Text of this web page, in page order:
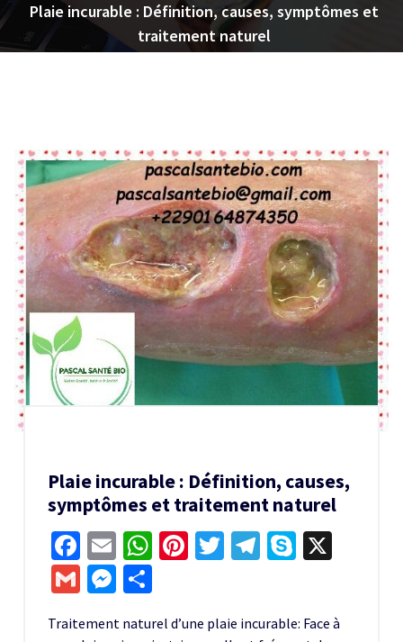
Plaie incurable : Définition, causes, symptômes et
traitement naturel
Plaie incurable : Définition, causes,
symptômes et traitement naturel
Facebook
EmailWhatsApp
Pinterest
Twitter
Telegram
Skype
GmailMessenger
Traitement naturel d’une plaie incurable: Face à